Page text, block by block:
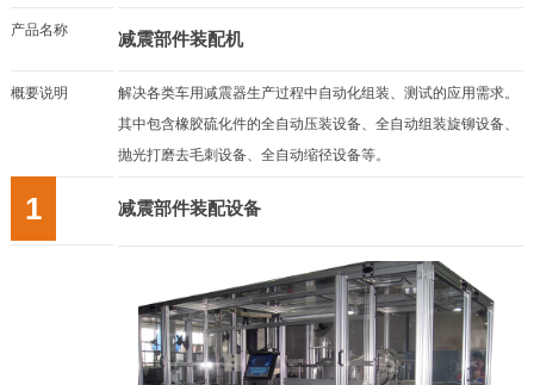
产品名称 减震部件装配机
概要说明
解决各类车用减震器生产过程中自动化组装、测试的应用需求。
其中包含橡胶硫化件的全自动压装设备、全自动组装旋铆设备、
抛光打磨去毛刺设备、全自动缩径设备等。
1 减震部件装配设备